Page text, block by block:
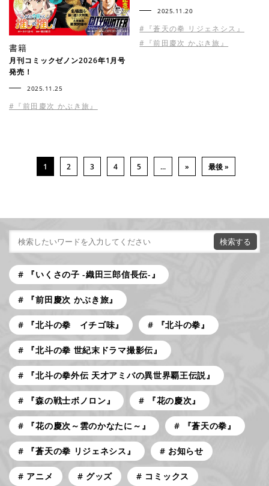
書籍
月刊コミックゼノン2026年1月号
発売！
2025.11.25
#『前田慶次 かぶき旅』
2025.11.20
#『蒼天の拳 リジェネシス』
#『前田慶次 かぶき旅』
1 2 3 4 5 ... » 最後 »
『いくさの子 -織田三郎信長伝-』
『前田慶次 かぶき旅』
『北斗の拳 イチゴ味』 『北斗の拳』
『北斗の拳 世紀末ドラマ撮影伝』
『北斗の拳外伝 天才アミバの異世界覇王伝説』
『森の戦士ボノロン』 『花の慶次』
『花の慶次～雲のかなたに～』 『蒼天の拳』
『蒼天の拳 リジェネシス』 お知らせ
アニメ グッズ コミックス